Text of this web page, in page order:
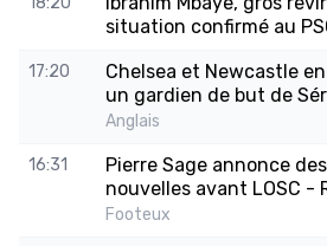
situation confirmé au
17:20
Chelsea et Newcastle
un gardien de but de
Anglais
16:31
Pierre Sage annonce
nouvelles avant LOSC -
Footeux